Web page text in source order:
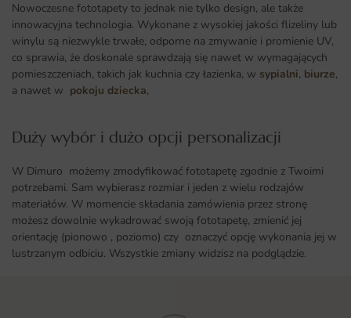
Nowoczesne fototapety to jednak nie tylko design, ale także
innowacyjna technologia. Wykonane z wysokiej jakości flizeliny lub
winylu są niezwykle trwałe, odporne na zmywanie i promienie UV,
co sprawia, że doskonale sprawdzają się nawet w wymagających
pomieszczeniach, takich jak kuchnia czy łazienka, w sypialni, biurze,
a nawet w pokoju dziecka,
Duży wybór i dużo opcji personalizacji ​
W Dimuro możemy zmodyfikować fototapetę zgodnie z Twoimi
potrzebami. Sam wybierasz rozmiar i jeden z wielu rodzajów
materiałów. W momencie składania zamówienia przez stronę
możesz dowolnie wykadrować swoją fototapetę, zmienić jej
orientację (pionowo , poziomo) czy oznaczyć opcję wykonania jej w
lustrzanym odbiciu. Wszystkie zmiany widzisz na podglądzie.